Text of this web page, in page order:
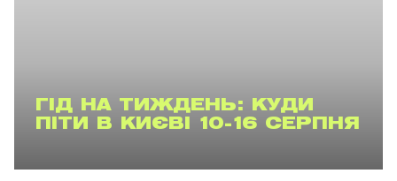
ГІД НА ТИЖДЕНЬ: КУДИ
ПІТИ В КИЄВІ 10-16 СЕРПНЯ